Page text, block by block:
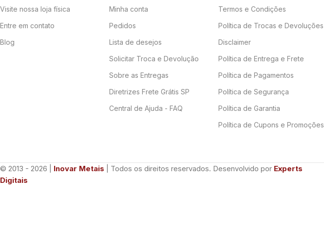
Visite nossa loja física
Entre em contato
Blog
Minha conta
Pedidos
Lista de desejos
Solicitar Troca e Devolução
Sobre as Entregas
Diretrizes Frete Grátis SP
Central de Ajuda - FAQ
Termos e Condições
Política de Trocas e Devoluções
Disclaimer
Política de Entrega e Frete
Política de Pagamentos
Política de Segurança
Política de Garantia
Política de Cupons e Promoções
© 2013 - 2026 | Inovar Metais | Todos os direitos reservados. Desenvolvido por Experts
Digitais